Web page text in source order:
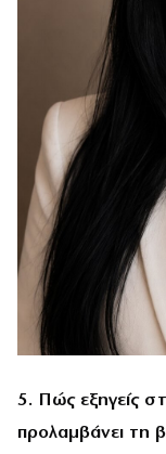
5. Πώς εξηγείς
προλαμβάνει τη